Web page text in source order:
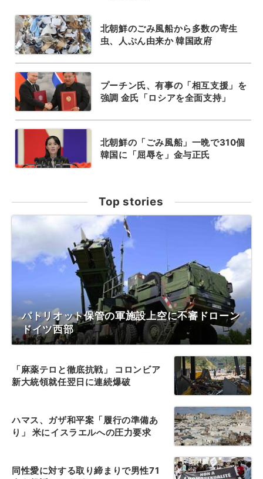
北朝鮮のごみ風船から多数の寄生
虫、人ぷん由来か 韓国政府
プーチン氏、有事の「相互支援」を
強調 金氏「ロシアを全面支持」
北朝鮮の「ごみ風船」一晩で310個
韓国に「屈辱を」金与正氏
Top stories
パトリオット保管の軍施設上空に不審ドローン
ドイツ西部
「麻薬テロと徹底抗戦」 コロンビア
新大統領就任翌日に連続爆破
ハマス、ガザ和平案「履行の準備あ
り」 米にイスラエルへの圧力要求
同性愛に対する取り締まりで男性71